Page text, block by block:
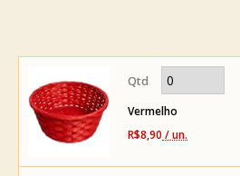
Vermelho
R$8,90 / un.